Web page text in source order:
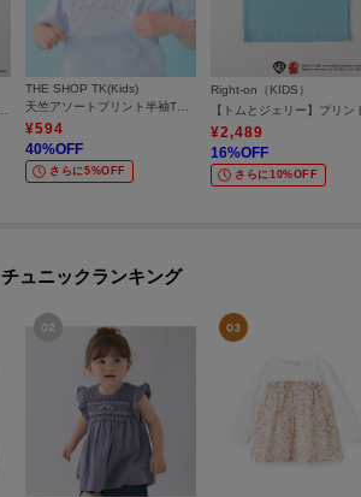
THE SHOP TK(Kids)
¥594
40%OFF
さらに5%OFF
Right-on（KIDS）
¥2,489
16%OFF
さらに10%OFF
チュニックランキング